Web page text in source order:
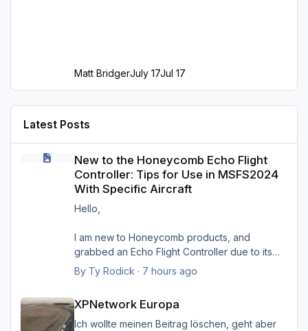
Matt BridgerJuly 17Jul 17
Latest Posts
New to the Honeycomb Echo Flight
Controller: Tips for Use in MSFS2024
With Specific Aircraft
Hello,
I am new to Honeycomb products, and
grabbed an Echo Flight Controller due to its
compact size and wireless capabilities (first
such device I'd ever seen). I would like to use
want some tips on setting it up with them. I wish
to use it with:
By Ty Rodick · 7 hours ago
XPNetwork Europa
Ich wollte meinen Beitrag löschen, geht aber